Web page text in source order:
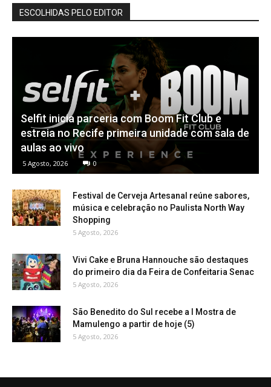
ESCOLHIDAS PELO EDITOR
Selfit inicia parceria com Boom Fit Club e
estreia no Recife primeira unidade com sala de
aulas ao vivo
5 Agosto, 2026 0
Festival de Cerveja Artesanal reúne sabores,
música e celebração no Paulista North Way
Shopping
5 Agosto, 2026
Vivi Cake e Bruna Hannouche são destaques
do primeiro dia da Feira de Confeitaria Senac
5 Agosto, 2026
São Benedito do Sul recebe a I Mostra de
Mamulengo a partir de hoje (5)
5 Agosto, 2026